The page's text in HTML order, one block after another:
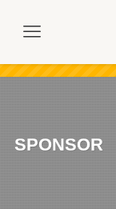
SPONSOR